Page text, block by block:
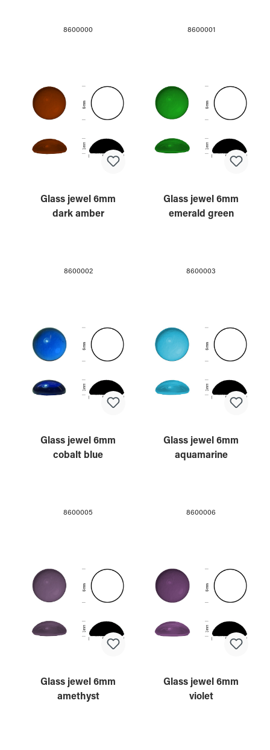
8600000 8600001
Glass jewel 6mm
dark amber
8600002
Glass jewel 6mm
emerald green
8600003
Glass jewel 6mm
cobalt blue
8600005
Glass jewel 6mm
aquamarine
8600006
Glass jewel 6mm
amethyst
Glass jewel 6mm
violet